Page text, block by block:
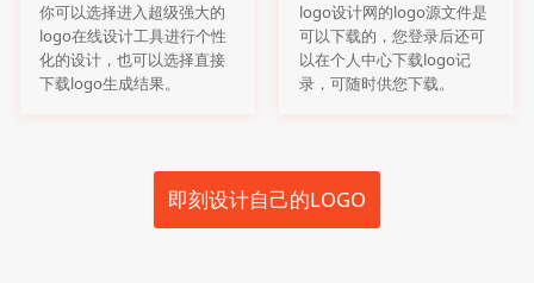
你可以选择进入超级强大的
logo在线设计工具进行个性
化的设计，也可以选择直接
下载logo生成结果。
logo设计网的logo源文件是
可以下载的，您登录后还可
以在个人中心下载logo记
录，可随时供您下载。
即刻设计自己的LOGO